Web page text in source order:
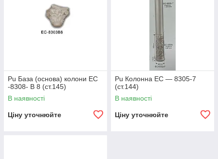
Pu База (основа) колони EC
-8308- B 8 (ст.145)
В наявності
Ціну уточнюйте
Pu Колонна EC — 8305-7
(ст.144)
В наявності
Ціну уточнюйте